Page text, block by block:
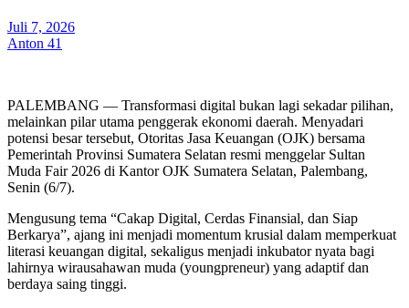
Juli 7, 2026
Anton 41
PALEMBANG — Transformasi digital bukan lagi sekadar pilihan,
melainkan pilar utama penggerak ekonomi daerah. Menyadari
potensi besar tersebut, Otoritas Jasa Keuangan (OJK) bersama
Pemerintah Provinsi Sumatera Selatan resmi menggelar Sultan
Muda Fair 2026 di Kantor OJK Sumatera Selatan, Palembang,
Senin (6/7).
​Mengusung tema “Cakap Digital, Cerdas Finansial, dan Siap
Berkarya”, ajang ini menjadi momentum krusial dalam memperkuat
literasi keuangan digital, sekaligus menjadi inkubator nyata bagi
lahirnya wirausahawan muda (youngpreneur) yang adaptif dan
berdaya saing tinggi.